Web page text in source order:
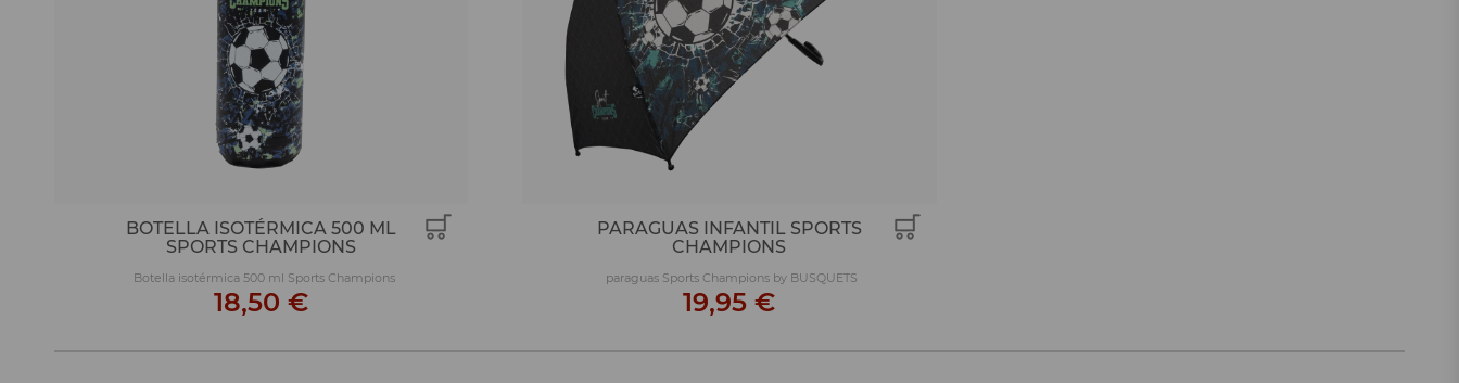
BOTELLA ISOTÉRMICA 500 ML
SPORTS CHAMPIONS
Botella isotérmica 500 ml Sports Champions
18,50 €
PARAGUAS INFANTIL SPORTS
CHAMPIONS
paraguas Sports Champions by BUSQUETS
19,95 €